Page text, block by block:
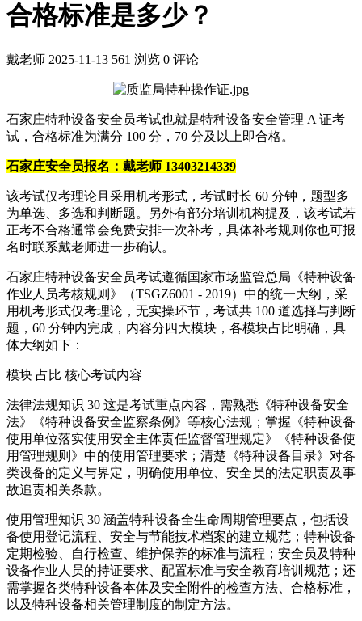
合格标准是多少？
戴老师 2025-11-13 561 浏览 0 评论
石家庄特种设备安全员考试也就是特种设备安全管理 A 证考
试，合格标准为满分 100 分，70 分及以上即合格。
石家庄安全员报名：戴老师 13403214339
该考试仅考理论且采用机考形式，考试时长 60 分钟，题型多
为单选、多选和判断题。另外有部分培训机构提及，该考试若
正考不合格通常会免费安排一次补考，具体补考规则你也可报
名时联系戴老师进一步确认。
石家庄特种设备安全员考试遵循国家市场监管总局《特种设备
作业人员考核规则》（TSGZ6001 - 2019）中的统一大纲，采
用机考形式仅考理论，无实操环节，考试共 100 道选择与判断
题，60 分钟内完成，内容分四大模块，各模块占比明确，具
体大纲如下：
模块 占比 核心考试内容
法律法规知识 30 这是考试重点内容，需熟悉《特种设备安全
法》《特种设备安全监察条例》等核心法规；掌握《特种设备
使用单位落实使用安全主体责任监督管理规定》《特种设备使
用管理规则》中的使用管理要求；清楚《特种设备目录》对各
类设备的定义与界定，明确使用单位、安全员的法定职责及事
故追责相关条款。
使用管理知识 30 涵盖特种设备全生命周期管理要点，包括设
备使用登记流程、安全与节能技术档案的建立规范；特种设备
定期检验、自行检查、维护保养的标准与流程；安全员及特种
设备作业人员的持证要求、配置标准与安全教育培训规范；还
需掌握各类特种设备本体及安全附件的检查方法、合格标准，
以及特种设备相关管理制度的制定方法。